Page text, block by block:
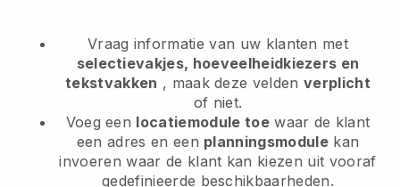
Vraag informatie van uw klanten met
selectievakjes, hoeveelheidkiezers en
tekstvakken , maak deze veldenverplicht
of niet.
Voeg een locatiemodule toewaar de klant
een adres en een planningsmodulekan
invoeren waar de klant kan kiezen uit vooraf
gedefinieerde beschikbaarheden.